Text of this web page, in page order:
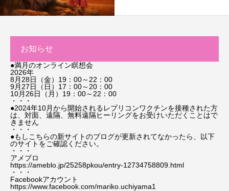
お知らせ
●満月のオンライン瞑想会
2026年
8月28日（金）19：00～22：00
9月27日（日）17：00～20：00
10月26日（月）19：00～22：00
・・・
●2024年10月から開始されるレプリコンワクチンを接種された方
は、対面、遠隔、無料遠隔ヒーリングをお受けいただくことはで
きません
・・・
●もしこちらの新サイトのブログが更新されてなかったら、以下
のサイトをご確認ください。
・・・
アメブロ
https://ameblo.jp/25258pkou/entry-12734758809.html
・・・
Facebookアカウント
https://www.facebook.com/mariko.uchiyama1